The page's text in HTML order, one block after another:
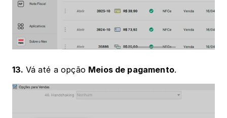
13. Vá até a opção Meios de pagamento.